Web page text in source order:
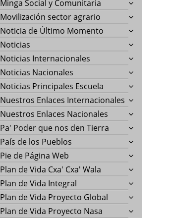
Minga Social y Comunitaria
Movilización sector agrario
Noticia de Último Momento
Noticias
Noticias Internacionales
Noticias Nacionales
Noticias Principales Escuela
Nuestros Enlaces Internacionales
Nuestros Enlaces Nacionales
Pa' Poder que nos den Tierra
País de los Pueblos
Pie de Página Web
Plan de Vida Cxa' Cxa' Wala
Plan de Vida Integral
Plan de Vida Proyecto Global
Plan de Vida Proyecto Nasa